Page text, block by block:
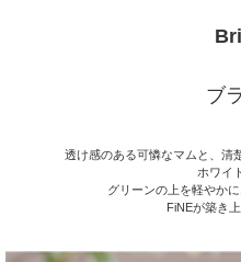
ブ
透け感のある可憐なマムと、清
ホワイ
グリーンの上を軽やか
FiNEが築き